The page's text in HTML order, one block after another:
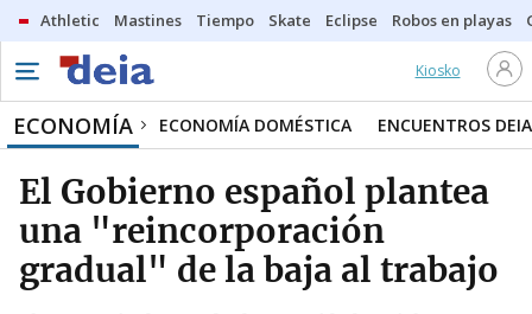
Athletic Mastines Tiempo Skate Eclipse Robos en playas
Kiosko
ECONOMÍA ECONOMÍA DOMÉSTICA ENCUENTROS DEIA
El Gobierno español plantea
una "reincorporación
gradual" de la baja al trabajo